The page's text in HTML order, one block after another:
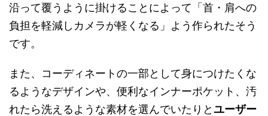
沿って覆うように掛けることによって「首・肩への
負担を軽減しカメラが軽くなる」よう作られたそう
です。
また、コーディネートの一部として身につけたくな
るようなデザインや、便利なインナーポケット、汚
れたら洗えるような素材を選んでいたりとユーザー